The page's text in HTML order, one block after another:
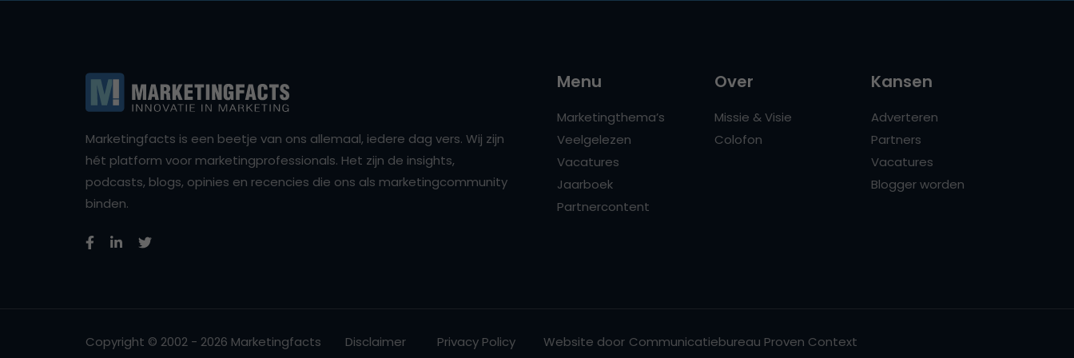
Marketingfacts is een beetje van ons allemaal, iedere dag vers. Wij zijn
hét platform voor marketingprofessionals. Het zijn de insights,
podcasts, blogs, opinies en recencies die ons als marketingcommunity
binden.
Menu
Marketingthema’s
Veelgelezen
Vacatures
Jaarboek
Partnercontent
Over
Missie & Visie
Colofon
Kansen
Adverteren
Partners
Vacatures
Blogger worden
Copyright © 2002 - 2026 Marketingfacts Disclaimer Privacy Policy Website door Communicatiebureau Proven Context